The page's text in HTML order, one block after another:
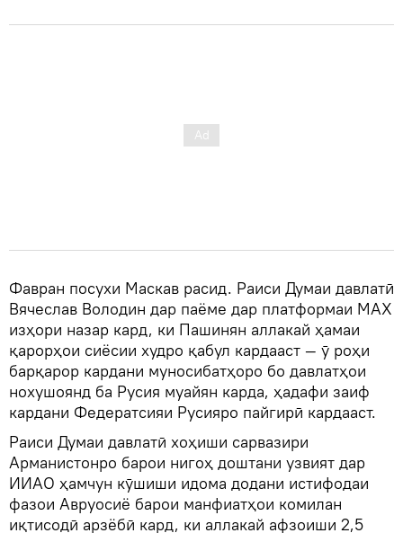
Фавран посухи Маскав расид. Раиси Думаи давлатӣ
Вячеслав Володин дар паёме дар платформаи MAX
изҳори назар кард, ки Пашинян аллакай ҳамаи
қарорҳои сиёсии худро қабул кардааст — ӯ роҳи
барқарор кардани муносибатҳоро бо давлатҳои
нохушоянд ба Русия муайян карда, ҳадафи заиф
кардани Федератсияи Русияро пайгирӣ кардааст.
Раиси Думаи давлатӣ хоҳиши сарвазири
Арманистонро барои нигоҳ доштани узвият дар
ИИАО ҳамчун кӯшиши идома додани истифодаи
фазои Авруосиё барои манфиатҳои комилан
иқтисодӣ арзёбӣ кард, ки аллакай афзоиши 2,5